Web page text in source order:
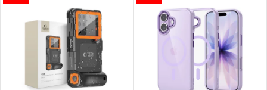
Nejdražší
Abecedně